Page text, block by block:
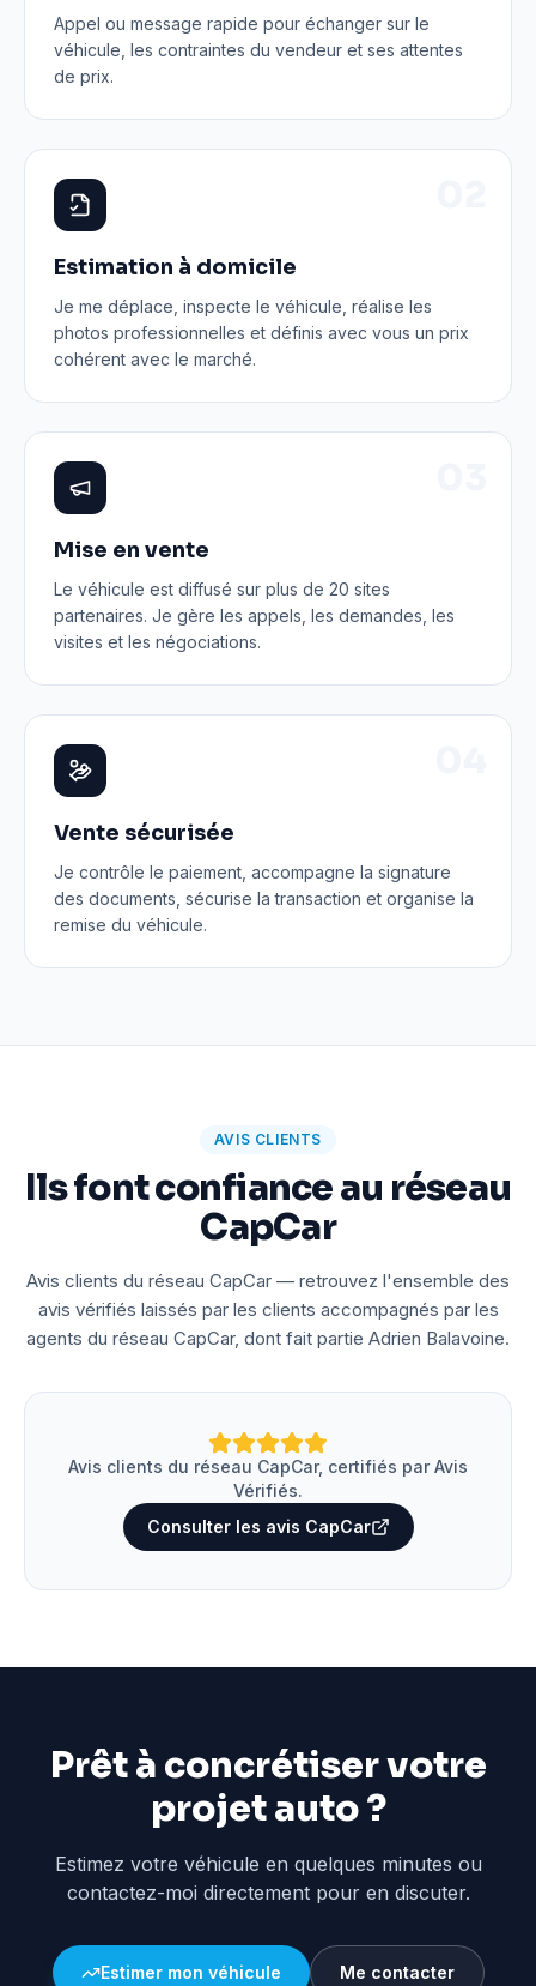
Appel ou message rapide pour échanger sur le
véhicule, les contraintes du vendeur et ses attentes
de prix.
Estimation à domicile
Je me déplace, inspecte le véhicule, réalise les
photos professionnelles et définis avec vous un prix
cohérent avec le marché.
Mise en vente
Le véhicule est diffusé sur plus de 20 sites
partenaires. Je gère les appels, les demandes, les
visites et les négociations.
Vente sécurisée
Je contrôle le paiement, accompagne la signature
des documents, sécurise la transaction et organise la
remise du véhicule.
AVIS CLIENTS
Ils font confiance au réseau
CapCar
Avis clients du réseau CapCar — retrouvez l'ensemble des
avis vérifiés laissés par les clients accompagnés par les
agents du réseau CapCar, dont fait partie Adrien Balavoine.
Avis clients du réseau CapCar, certifiés par Avis
Vérifiés.
Consulter les avis CapCar
Prêt à concrétiser votre
projet auto ?
Estimez votre véhicule en quelques minutes ou
contactez-moi directement pour en discuter.
Estimer mon véhicule Me contacter